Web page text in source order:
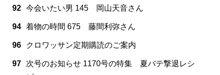
92 今会いたい男 145 岡山天音さん
94 着物の時間 675 藤間利弥さん
96 クロワッサン定期購読のご案内
97
次号のお知らせ 1170号の特集 夏バテ撃退レシ